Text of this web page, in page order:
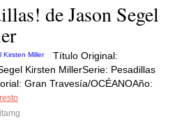
de Jason Segel
Título Original:
Kirsten MillerSerie: Pesadillas
Gran Travesía/OCÉANOAño: